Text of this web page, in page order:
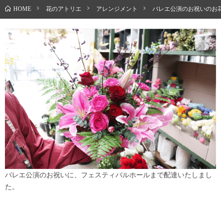
HOME 花のアトリエ アレンジメント バレエ公演のお祝いのお
バレエ公演のお祝いに、フェスティバルホールまで配達いたしまし
た。